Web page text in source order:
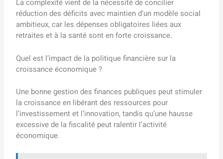
La complexité vient de la nécessité de concilier
réduction des déficits avec maintien d’un modèle social
ambitieux, car les dépenses obligatoires liées aux
retraites et à la santé sont en forte croissance.
Quel est l’impact de la politique financière sur la
croissance économique ?
Une bonne gestion des finances publiques peut stimuler
la croissance en libérant des ressources pour
l’investissement et l’innovation, tandis qu’une hausse
excessive de la fiscalité peut ralentir l’activité
économique.